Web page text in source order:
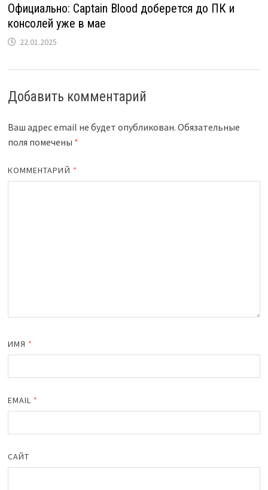
Официально: Captain Blood доберется до ПК и
консолей уже в мае
22.01.2025
Добавить комментарий
Ваш адрес email не будет опубликован. Обязательные
поля помечены *
КОММЕНТАРИЙ *
ИМЯ *
EMAIL *
САЙТ